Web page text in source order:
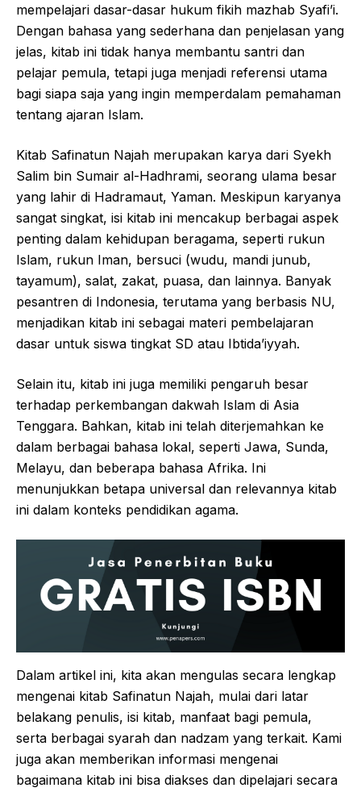
mempelajari dasar-dasar hukum fikih mazhab Syafi’i.
Dengan bahasa yang sederhana dan penjelasan yang
jelas, kitab ini tidak hanya membantu santri dan
pelajar pemula, tetapi juga menjadi referensi utama
bagi siapa saja yang ingin memperdalam pemahaman
tentang ajaran Islam.
Kitab Safinatun Najah merupakan karya dari Syekh
Salim bin Sumair al-Hadhrami, seorang ulama besar
yang lahir di Hadramaut, Yaman. Meskipun karyanya
sangat singkat, isi kitab ini mencakup berbagai aspek
penting dalam kehidupan beragama, seperti rukun
Islam, rukun Iman, bersuci (wudu, mandi junub,
tayamum), salat, zakat, puasa, dan lainnya. Banyak
pesantren di Indonesia, terutama yang berbasis NU,
menjadikan kitab ini sebagai materi pembelajaran
dasar untuk siswa tingkat SD atau Ibtida’iyyah.
Selain itu, kitab ini juga memiliki pengaruh besar
terhadap perkembangan dakwah Islam di Asia
Tenggara. Bahkan, kitab ini telah diterjemahkan ke
dalam berbagai bahasa lokal, seperti Jawa, Sunda,
Melayu, dan beberapa bahasa Afrika. Ini
menunjukkan betapa universal dan relevannya kitab
ini dalam konteks pendidikan agama.
Dalam artikel ini, kita akan mengulas secara lengkap
mengenai kitab Safinatun Najah, mulai dari latar
belakang penulis, isi kitab, manfaat bagi pemula,
serta berbagai syarah dan nadzam yang terkait. Kami
juga akan memberikan informasi mengenai
bagaimana kitab ini bisa diakses dan dipelajari secara